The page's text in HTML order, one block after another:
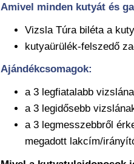
Amivel minden kutyát és
Vizsla Túra biléta a
kutyaürülék-felszedő
Ajándékcsomagok:
a 3 legfiatalabb
a 3 legidősebb
a 3 legmesszebbről
megadott lakcím/